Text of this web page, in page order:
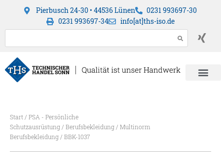
Pierbusch 24-30 • 44536 Lünen
0231 993697-30
0231 993697-34
info[at]ths-iso.de
Start/ PSA - Persönliche
Schutzausrüstung/ Berufsbekleidung/ Multinorm
Berufsbekleidung/ BBK-1037